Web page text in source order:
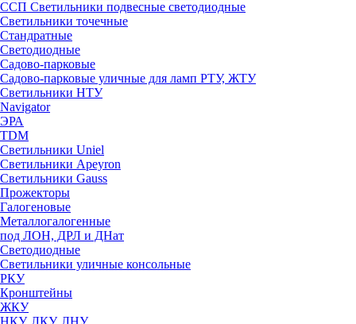
ССП Светильники подвесные светодиодные
Светильники точечные
Стандратные
Светодиодные
Садово-парковые
Садово-парковые уличные для ламп РТУ, ЖТУ
Светильники НТУ
Navigator
ЭРА
TDM
Светильники Uniel
Светильники Apeyron
Светильники Gauss
Прожекторы
Галогеновые
Металлогалогенные
под ЛОН, ДРЛ и ДНат
Светодиодные
Светильники уличные консольные
РКУ
Кронштейны
ЖКУ
НКУ, ЛКУ, ЛНУ